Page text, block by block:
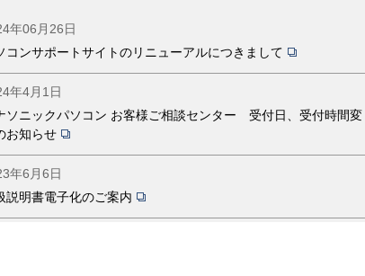
年06月26日
コンサポートサイトのリニューアルにつきまして
年4月1日
ソニックパソコン お客様ご相談センター 受付日、受付時間変
お知らせ
年6月6日
説明書電子化のご案内